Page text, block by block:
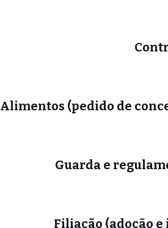
Alimentos (pedido de
Guarda e
Filiação (adoção